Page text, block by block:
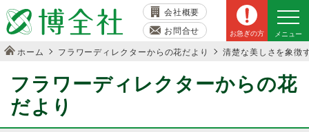
会社概要
お問合せ
お急ぎの方 メニュー
ホーム フラワーディレクターからの花だより 清楚な美しさを象徴
フラワーディレクターからの花
だより